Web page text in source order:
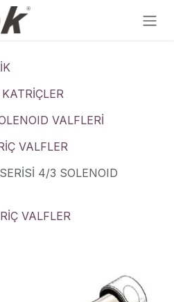
VALFLERİ
VALFLER
4/3 SOLENOID
VALFLER